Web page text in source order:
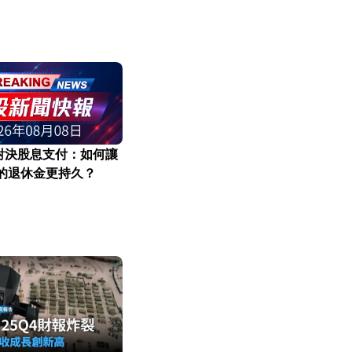
決股息支付：如何讓
退休金更持久？